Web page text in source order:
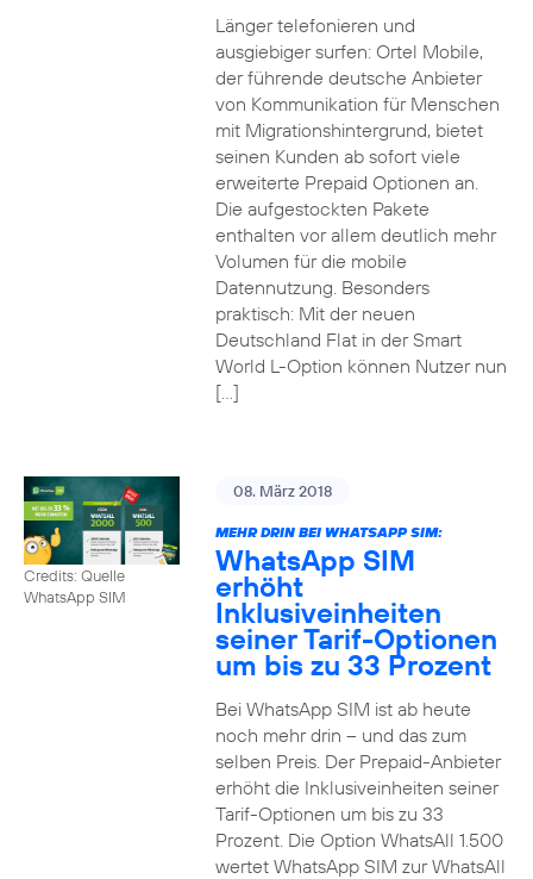
Länger telefonieren und
ausgiebiger surfen: Ortel Mobile,
der führende deutsche Anbieter
von Kommunikation für Menschen
mit Migrationshintergrund, bietet
seinen Kunden ab sofort viele
erweiterte Prepaid Optionen an.
Die aufgestockten Pakete
enthalten vor allem deutlich mehr
Volumen für die mobile
Datennutzung. Besonders
praktisch: Mit der neuen
Deutschland Flat in der Smart
World L-Option können Nutzer nun
[…]
Credits: Quelle
WhatsApp SIM
08. März 2018
MEHR DRIN BEI WHATSAPP SIM:
WhatsApp SIM
erhöht
Inklusiveinheiten
seiner Tarif-Optionen
um bis zu 33 Prozent
Bei WhatsApp SIM ist ab heute
noch mehr drin – und das zum
selben Preis. Der Prepaid-Anbieter
erhöht die Inklusiveinheiten seiner
Tarif-Optionen um bis zu 33
Prozent. Die Option WhatsAll 1.500
wertet WhatsApp SIM zur WhatsAll